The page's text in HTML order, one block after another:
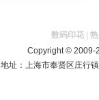
数码印花
Copyright © 2009-
地址：上海市奉贤区庄行